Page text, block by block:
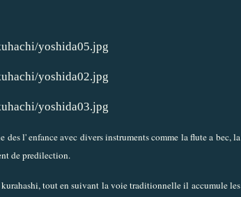
l' enfance avec divers instruments comme la flute a bec, la
de predilection.
tout en suivant la voie traditionnelle il accumule les